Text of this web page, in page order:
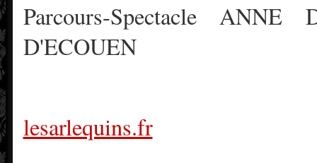
Parcours-Spectacle ANNE
D'ECOUEN
lesarlequins.fr